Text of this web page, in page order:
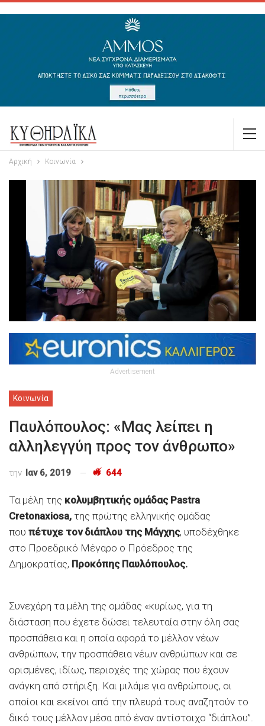
Αρχική Κοινωνία
Advertisement
Κοινωνία
Παυλόπουλος: «Μας λείπει η
αλληλεγγύη προς τον άνθρωπο»
την Ιαν 6, 2019 644
Τα μέλη της κολυμβητικής ομάδας Pastra
Cretonaxiosa, της πρώτης ελληνικής ομάδας
που πέτυχε τον διάπλου της Μάγχης, υποδέχθηκε
στο Προεδρικό Μέγαρο ο Πρόεδρος της
Δημοκρατίας, Προκόπης Παυλόπουλος.
Συνεχάρη τα μέλη της ομάδας «κυρίως, για τη
διάσταση που έχετε δώσει τελευταία στην όλη σας
προσπάθεια και η οποία αφορά το μέλλον νέων
ανθρώπων, την προσπάθεια νέων ανθρώπων και σε
ορισμένες, ιδίως, περιοχές της χώρας που έχουν
ανάγκη από στήριξη. Και μιλάμε για ανθρώπους, οι
οποίοι και εκείνοι από την πλευρά τους αναζητούν το
δικό τους μέλλον μέσα από έναν αντίστοιχο “διάπλου”.